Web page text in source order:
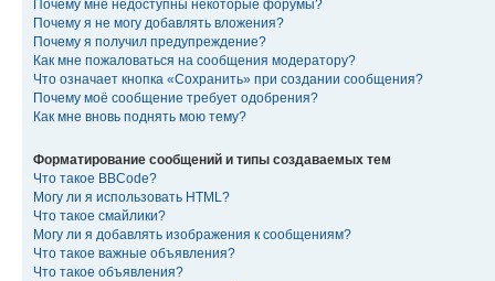
Почему мне недоступны некоторые форумы?
Почему я не могу добавлять вложения?
Почему я получил предупреждение?
Как мне пожаловаться на сообщения модератору?
Что означает кнопка «Сохранить» при создании сообщения?
Почему моё сообщение требует одобрения?
Как мне вновь поднять мою тему?
Форматирование сообщений и типы создаваемых тем
Что такое BBCode?
Могу ли я использовать HTML?
Что такое смайлики?
Могу ли я добавлять изображения к сообщениям?
Что такое важные объявления?
Что такое объявления?